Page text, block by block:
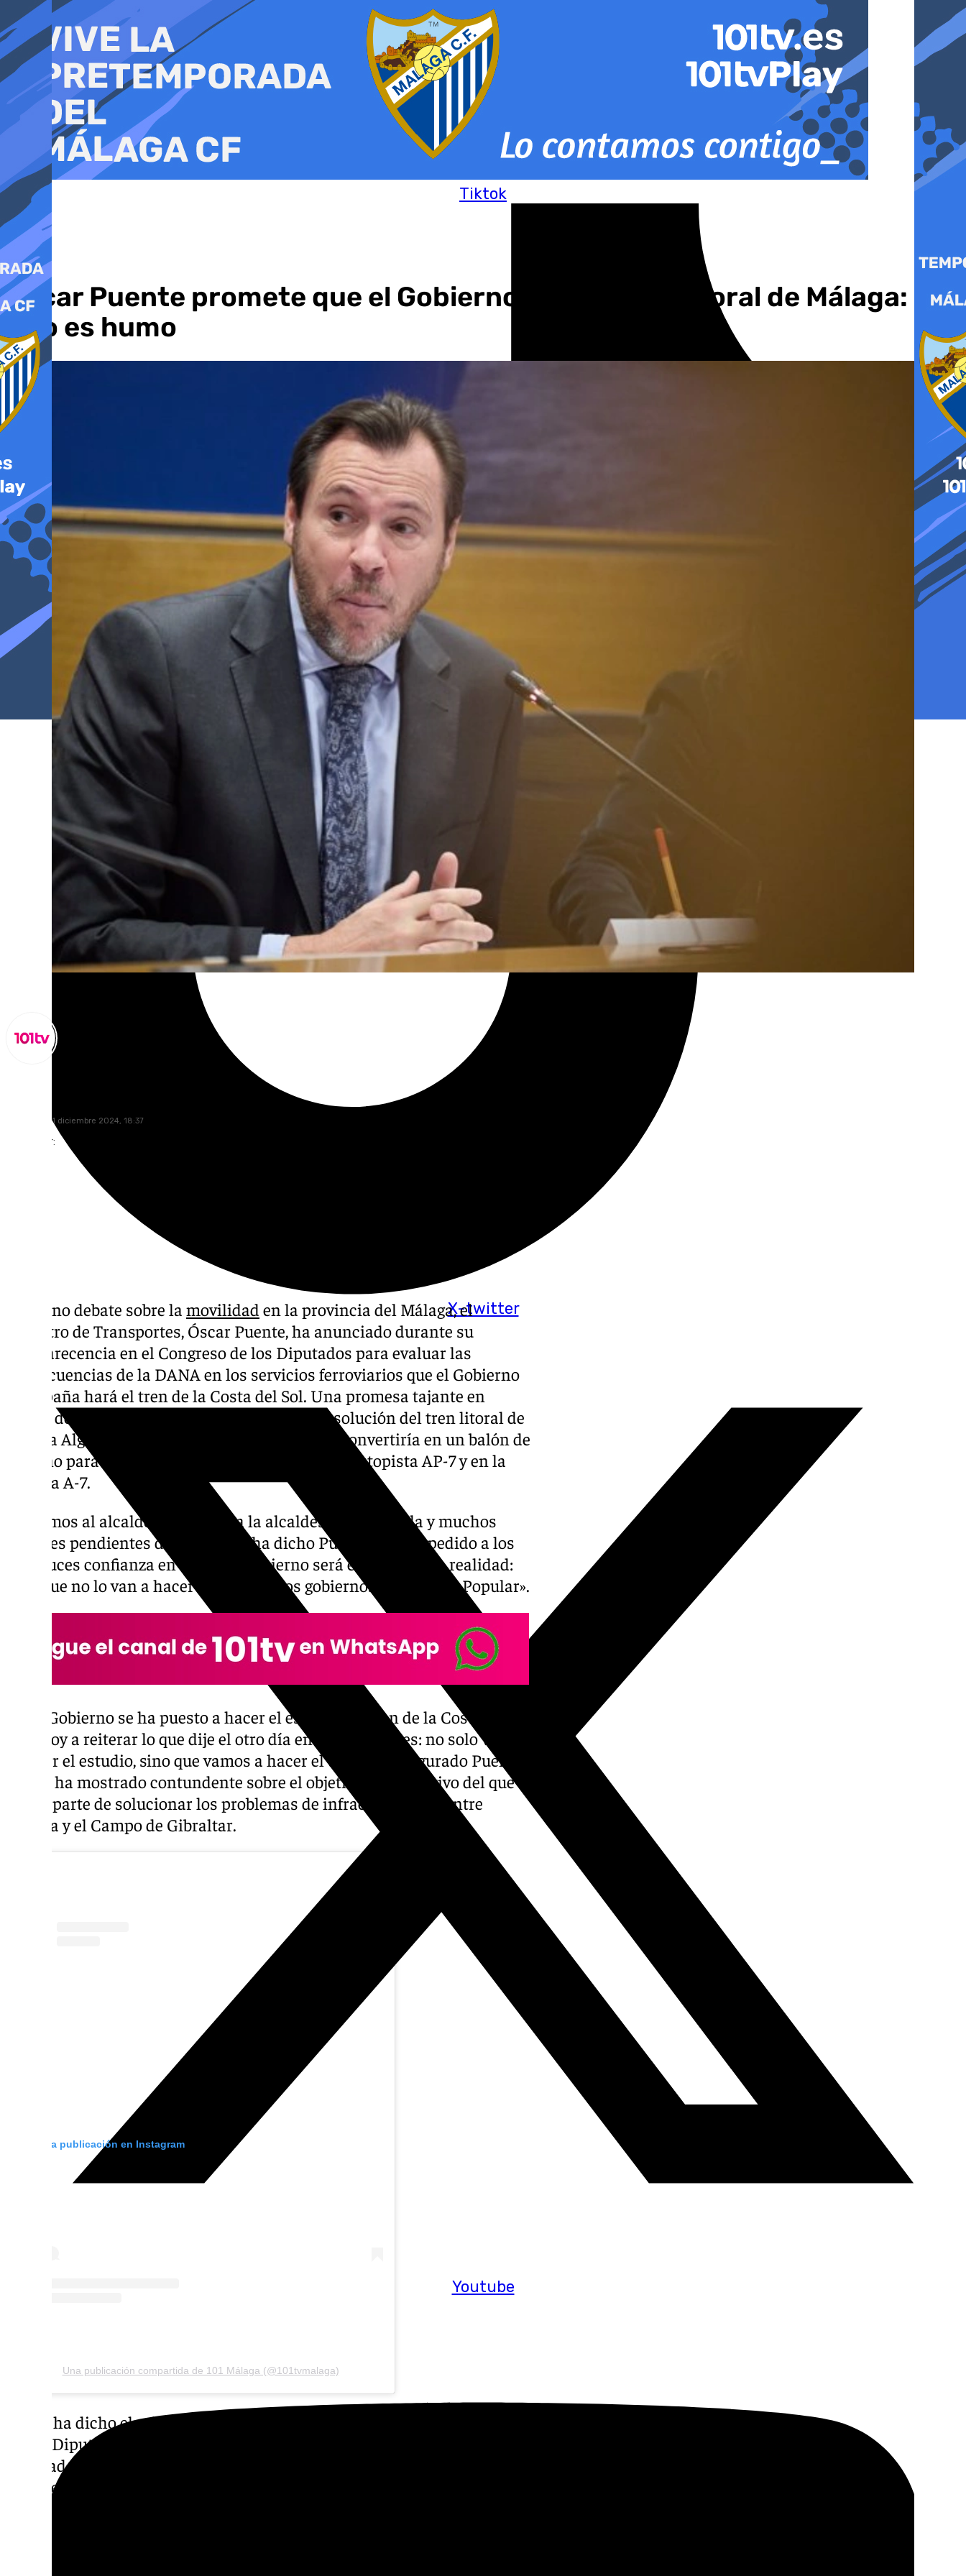
al
contenido
Tiktok
X-twitter
Youtube
Óscar Puente promete que el Gobierno hará el tren litoral de Málaga:
«No es humo
miércoles, 11 diciembre 2024, 18:37
Compartir:
En pleno debate sobre la movilidad en la provincia del Málaga, el
ministro de Transportes, Óscar Puente, ha anunciado durante su
comparecencia en el Congreso de los Diputados para evaluar las
consecuencias de la DANA en los servicios ferroviarios que el Gobierno
de España hará el tren de la Costa del Sol. Una promesa tajante en
medio de una crisis de movilidad en la que la solución del tren litoral de
Nerja a Algeciras que llegue hasta Marbella se convertiría en un balón de
oxígeno para descongestionar los atascos en la autopista AP-7 y en la
autovía A-7.
«Tenemos al alcalde de Málaga, a la alcaldesa de Marbella y muchos
alcaldes pendientes de este tren», ha dicho Puente, que ha pedido a los
andaluces confianza en que este Gobierno será el que lo haga realidad:
«Los que no lo van a hacer seguro son los gobiernos del Partido Popular».
«Este Gobierno se ha puesto a hacer el estudio del tren de la Costa del
Sol y voy a reiterar lo que dije el otro día en redes sociales: no solo vamos
a hacer el estudio, sino que vamos a hacer el tren», ha asegurado Puente,
que se ha mostrado contundente sobre el objetivo del Ejecutivo del que
forma parte de solucionar los problemas de infraestructuras entre
Málaga y el Campo de Gibraltar.
Ver esta publicación en Instagram
Una publicación compartida de 101 Málaga (@101tvmalaga)
Según ha dicho el ministro de Transportes desde el estrado del Congreso
de los Diputados «este tren es posible y este Gobierno va hacerlo
realidad». Además, ha añadido también que «este ministro no se
caracteriza por hacer anuncios de humo. Si decimos que lo vamos a